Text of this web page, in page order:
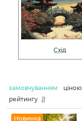
Схід
замовчуванням ціною
рейтингу
Новинка